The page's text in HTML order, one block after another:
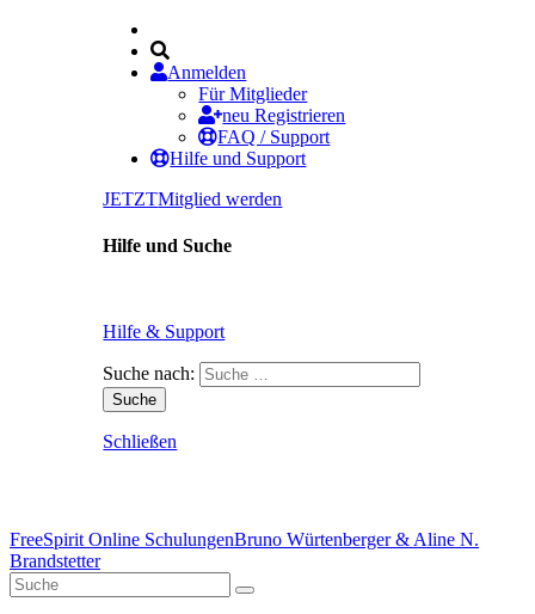
Anmelden
Für Mitglieder
neu Registrieren
FAQ / Support
Hilfe und Support
JETZTMitglied werden
Hilfe und Suche
Hilfe & Support
Suche nach:
Schließen
FreeSpirit Online SchulungenBruno Würtenberger & Aline N.
Brandstetter